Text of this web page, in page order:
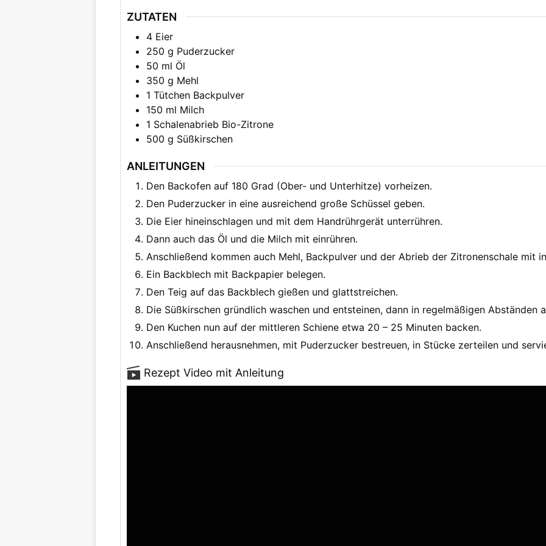
ZUTATEN
4 Eier
250 g Puderzucker
50 ml Öl
350 g Mehl
1 Tütchen Backpulver
150 ml Milch
1 Schalenabrieb Bio-Zitrone
500 g Süßkirschen
ANLEITUNGEN
Den Backofen auf 180 Grad (Ober- und Unterhitze) vorheizen.
Den Puderzucker in eine ausreichend große Schüssel geben.
Die Eier hineinschlagen und mit dem Handrührgerät unterrühren.
Dann auch das Öl und die Milch mit einrühren.
Anschließend kommen auch Mehl, Backpulver und der Abrieb der Zitronenschale mit
Ein Backblech mit Backpapier belegen.
Den Teig auf das Backblech gießen und glattstreichen.
Die Süßkirschen gründlich waschen und entsteinen, dann in regelmäßigen Abständen
Den Kuchen nun auf der mittleren Schiene etwa 20 – 25 Minuten backen.
Anschließend herausnehmen, mit Puderzucker bestreuen, in Stücke zerteilen und
Rezept Video mit Anleitung